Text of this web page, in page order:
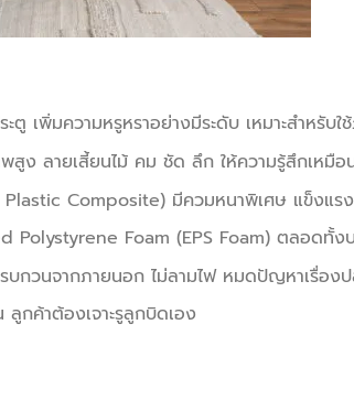
ตู เพิ่มความหรูหราอย่างมีระดับ เหมาะสำหรับใ
ง ลายเสี้ยนไม้ คม ชัด ลึก ให้ความรู้สึกเหมือ
Plastic Composite) มีควมหนาพิเศษ แข็งแร
Polystyrene Foam (EPS Foam) ตลอดทั้ง
กวนจากภายนอก ไม่ลามไฟ หมดปัญหาเรื่อง
ลูกค้าต้องเจาะรูลูกบิดเอง